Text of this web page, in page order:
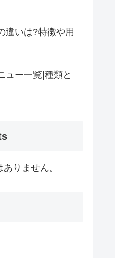
違いは?特徴や用
ュー一覧|種類と
りません。